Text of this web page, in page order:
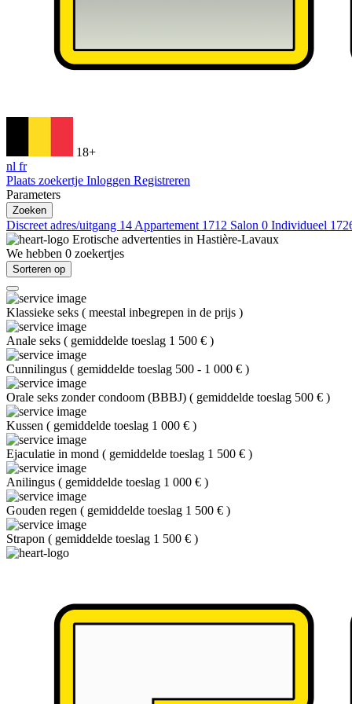
18+
nl fr
Plaats zoekertje Inloggen Registreren
Parameters
Zoeken
Discreet adres/uitgang 14 Appartement 1712 Salon 0 Individueel
Erotische advertenties in Hastière-Lavaux
We hebben 0 zoekertjes
Sorteren op
Klassieke seks ( meestal inbegrepen in de prijs )
Anale seks ( gemiddelde toeslag 1 500 € )
Cunnilingus ( gemiddelde toeslag 500 - 1 000 € )
Orale seks zonder condoom (BBBJ) ( gemiddelde toeslag 500 € )
Kussen ( gemiddelde toeslag 1 000 € )
Ejaculatie in mond ( gemiddelde toeslag 1 500 € )
Anilingus ( gemiddelde toeslag 1 000 € )
Gouden regen ( gemiddelde toeslag 1 500 € )
Strapon ( gemiddelde toeslag 1 500 € )